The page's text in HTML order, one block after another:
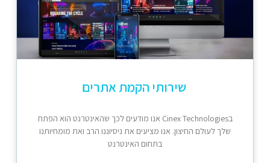
שירותי הקמת אתרים
בCinex Technologies אנו מודעים לכך שהאינטרנט הוא הפתח
שלך לעולם החיצון. אנו מציעים את ניסיוננו הרב ואת מומחיותנו
בתחום האינטרנט